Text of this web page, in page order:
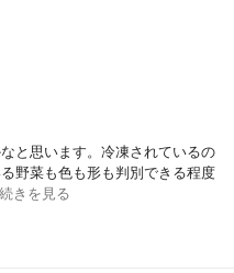
と思います。冷凍されているの
野菜も色も形も判別できる程度
続きを見る